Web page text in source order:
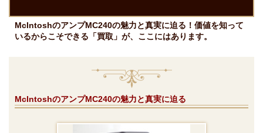
McIntoshのアンプMC240の魅力と真実に迫る！価値を知って
いるからこそできる「買取」が、ここにはあります。
McIntoshのアンプMC240の魅力と真実に迫る